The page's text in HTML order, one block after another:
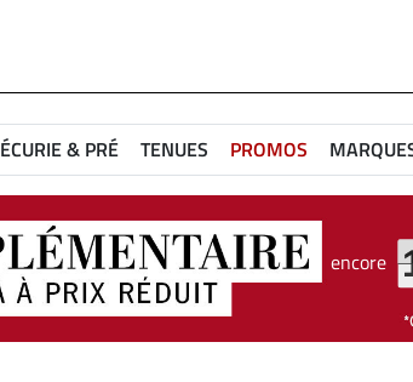
ÉCURIE & PRÉ TENUES PROMOS
encore